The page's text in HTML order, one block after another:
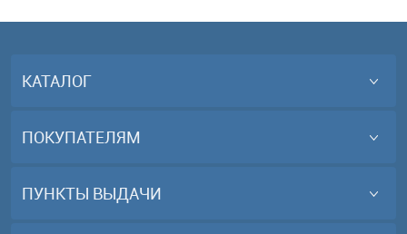
КАТАЛОГ
ПОКУПАТЕЛЯМ
ПУНКТЫ ВЫДАЧИ